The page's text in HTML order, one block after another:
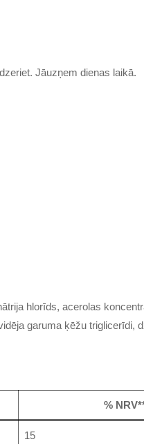
Jāuzņem dienas laikā.
hlorīds, acerolas
garuma ķēžu triglicerīdi,
%
15